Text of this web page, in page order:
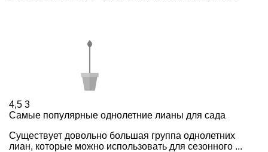
4,5 3
Самые популярные однолетние лианы для сада
Существует довольно большая группа однолетних
лиан, которые можно использовать для сезонного ...